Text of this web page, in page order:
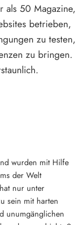
als 50 Magazine,
betrieben,
zu testen,
zu bringen.
wurden mit Hilfe
der Welt
nur unter
sein mit harten
unumgänglichen